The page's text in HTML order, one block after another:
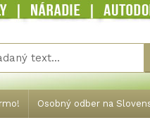
Osobný odber na